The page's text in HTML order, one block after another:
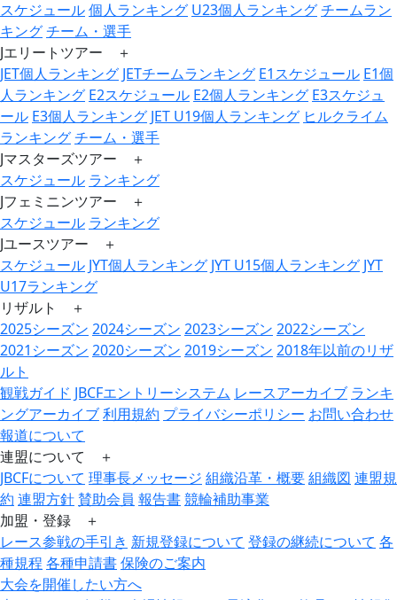
スケジュール個人ランキング U23個人ランキングチームラン
キングチーム・選手
Jエリートツアー ＋
JET個人ランキング JETチームランキング E1スケジュール E1個
人ランキング E2スケジュール E2個人ランキング E3スケジュ
ール E3個人ランキング JET U19個人ランキング ヒルクライム
ランキングチーム・選手
Jマスターズツアー ＋
スケジュール ランキング
Jフェミニンツアー ＋
スケジュール ランキング
Jユースツアー ＋
スケジュール JYT個人ランキング JYT U15個人ランキング JYT
U17ランキング
リザルト ＋
2025シーズン 2024シーズン 2023シーズン 2022シーズン
2021シーズン 2020シーズン 2019シーズン 2018年以前のリザ
ルト
観戦ガイド JBCFエントリーシステム レースアーカイブ ランキ
ングアーカイブ利用規約 プライバシーポリシー お問い合わせ
報道について
連盟について ＋
JBCFについて 理事長メッセージ 組織沿革・概要組織図 連盟規
約 連盟方針賛助会員 報告書競輪補助事業
加盟・登録 ＋
レース参戦の手引き 新規登録について 登録の継続について 各
種規程 各種申請書保険のご案内
大会を開催したい方へ